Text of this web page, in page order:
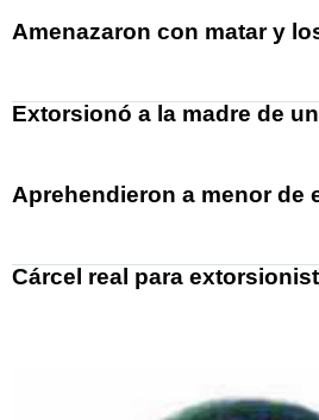
Amenazaron con matar y
Extorsionó a la madre de
Aprehendieron a menor de
Cárcel real para